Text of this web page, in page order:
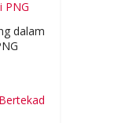
dalam